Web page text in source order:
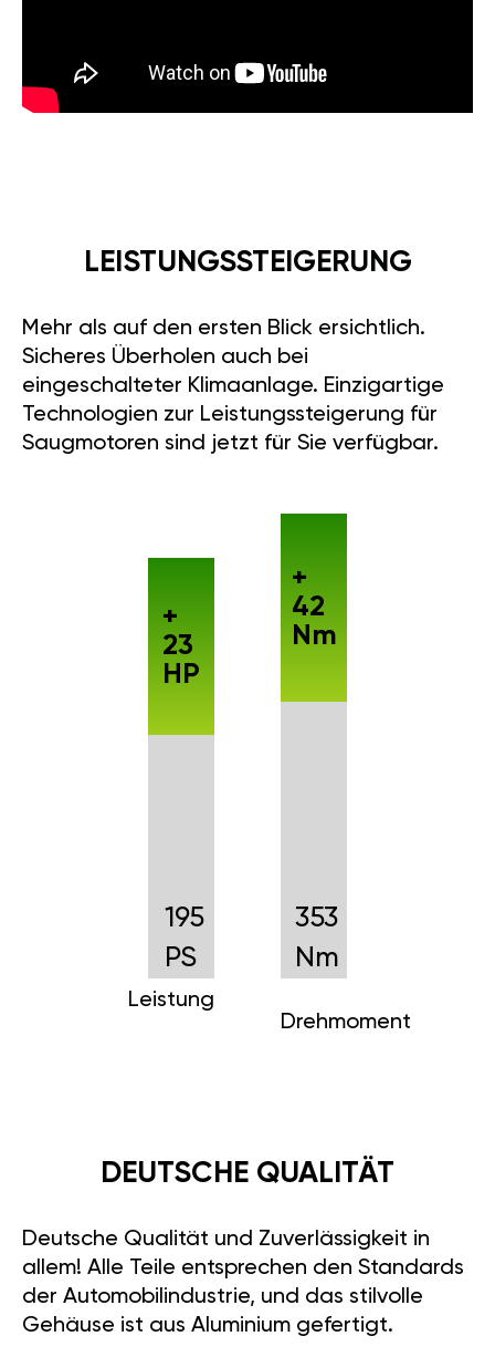
LEISTUNGSSTEIGERUNG
Mehr als auf den ersten Blick ersichtlich.
Sicheres Überholen auch bei
eingeschalteter Klimaanlage. Einzigartige
Technologien zur Leistungssteigerung für
Saugmotoren sind jetzt für Sie verfügbar.
195
PS
Leistung
+
23
HP
353
Nm
Drehmoment
+
42
Nm
DEUTSCHE QUALITÄT
Deutsche Qualität und Zuverlässigkeit in
allem! Alle Teile entsprechen den Standards
der Automobilindustrie, und das stilvolle
Gehäuse ist aus Aluminium gefertigt.